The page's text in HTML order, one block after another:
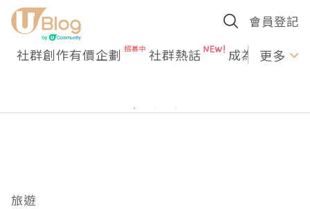
會員登記
社群創作有價企劃 社群熱話 成為U更多
旅遊